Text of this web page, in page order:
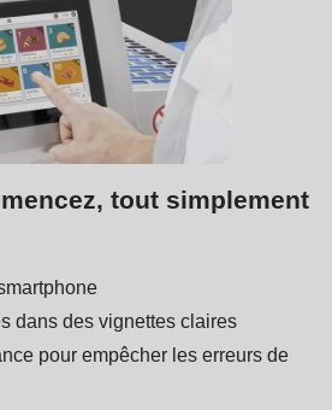
tout simplement
dans des vignettes claires
pour empêcher les erreurs de